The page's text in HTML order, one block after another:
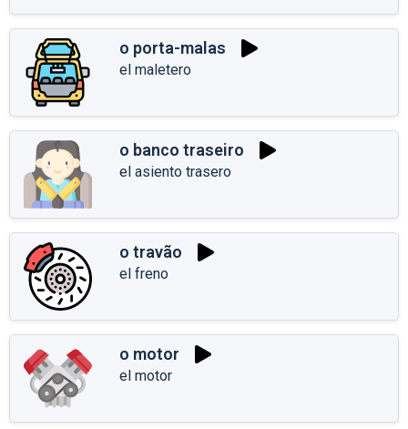
o porta-malas
el maletero
o banco traseiro
el asiento trasero
o travão
el freno
o motor
el motor